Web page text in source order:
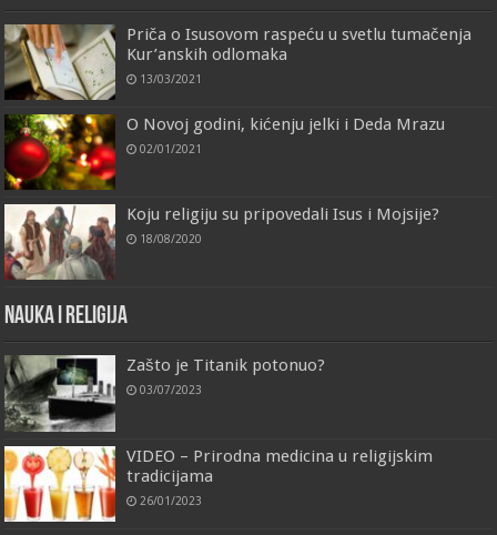
Priča o Isusovom raspeću u svetlu tumačenja
Kur’anskih odlomaka
13/03/2021
O Novoj godini, kićenju jelki i Deda Mrazu
02/01/2021
Koju religiju su pripovedali Isus i Mojsije?
18/08/2020
Nauka i religija
Zašto je Titanik potonuo?
03/07/2023
VIDEO – Prirodna medicina u religijskim
tradicijama
26/01/2023